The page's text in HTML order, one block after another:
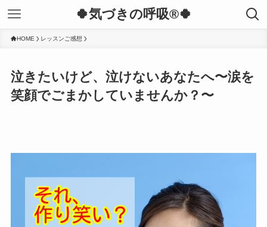
🍀気づきの呼吸®︎🍀
HOME レッスンご感想
泣きたいけど、泣けないあなたへ〜涙を
笑顔でごまかしていませんか？〜